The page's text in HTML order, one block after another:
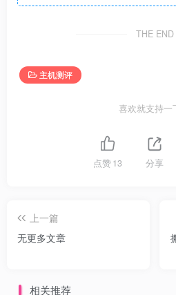
THE END
主机测评
喜欢就支持一
点赞13 分享
上一篇
无更多文章
相关推荐